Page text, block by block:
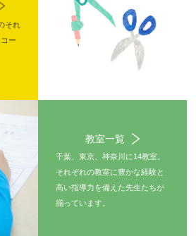
それ
ー
教室一覧
千葉、東京、神奈川に14教室。
それぞれの教室に豊かな経験と
高い指導力を備えた先生たちが
揃っています。